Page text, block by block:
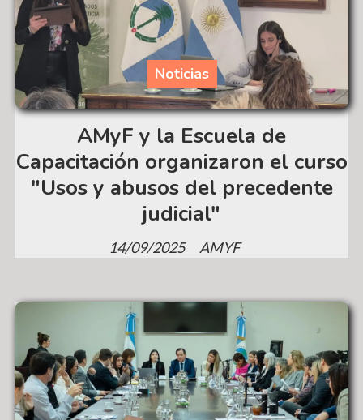
AMyF y la Escuela de
Capacitación organizaron el curso
"Usos y abusos del precedente
judicial"
AMYF
Noticias
14/09/2025